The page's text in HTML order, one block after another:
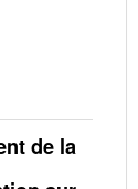
de la